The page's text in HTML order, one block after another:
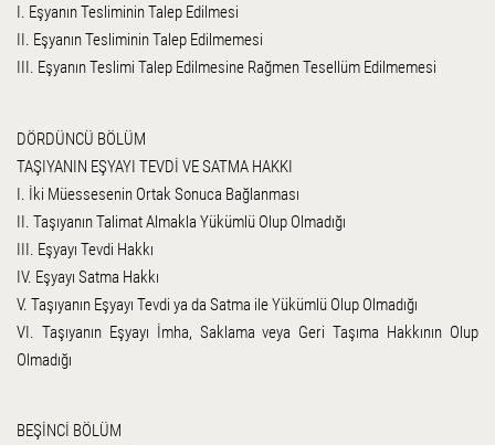
I. Eşyanın Tesliminin Talep Edilmesi
II. Eşyanın Tesliminin Talep Edilmemesi
III. Eşyanın Teslimi Talep Edilmesine Rağmen Tesellüm Edilmemesi
DÖRDÜNCÜ BÖLÜM
TAŞIYANIN EŞYAYI TEVDİ VE SATMA HAKKI
I. İki Müessesenin Ortak Sonuca Bağlanması
II. Taşıyanın Talimat Almakla Yükümlü Olup Olmadığı
III. Eşyayı Tevdi Hakkı
IV. Eşyayı Satma Hakkı
V. Taşıyanın Eşyayı Tevdi ya da Satma ile Yükümlü Olup Olmadığı
VI. Taşıyanın Eşyayı İmha, Saklama veya Geri Taşıma Hakkının Olup
Olmadığı
BEŞİNCİ BÖLÜM